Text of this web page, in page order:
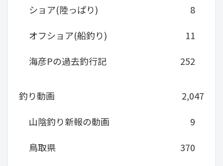
ショア(陸っぱり)
8
オフショア(船釣り)
11
海彦Pの過去釣行記
252
釣り動画
2,047
山陰釣り新報の動画
9
鳥取県
370